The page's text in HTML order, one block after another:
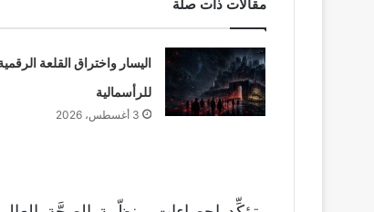
مقالات ذات صلة
اليسار واختراق القلعة
للرأسمالية
3 أغسطس، 2026